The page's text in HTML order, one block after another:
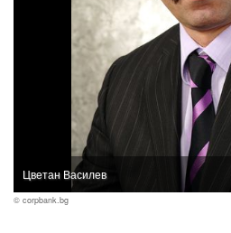
Цветан Василев
© corpbank.bg